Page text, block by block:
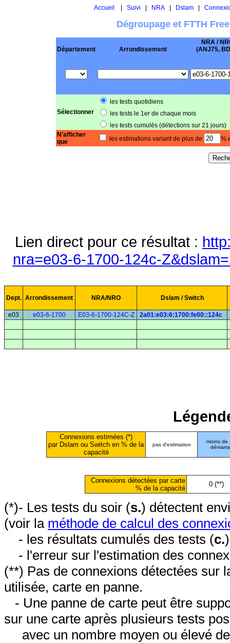
Accueil Suivi NRA| Dslam|
Dégroupage et FTTH
Département Arrondissement
NRA /
(ANJ75,
Sélectionner
les tests quotidiens
les tests le 1er de chaque mois
les tests cumulés (détections sur 21 jours)
N'afficher
que
les estimations variant de plus de %
Lien direct pour ce résultat :
nra=e03-6-1700-124c-
Dept. Arrondissement NRA/NRO Dslam / Switch
e03 e03-6-1700 E03-6-1700-124C-Z 2a01:e03:6:1700:fe00::124c
Connexions estimées (*)
par Dslam ou Switch en % de la
capacité
pas d'estimation
moins de
Connexions détectées par carte
% de la capacité
0 (**)
(*)- Les tests du soir (s.) détectent
(voir la méthode de calcul des
- les résultats cumulés des tests (c.
- l'erreur sur l'estimation des
(**) Pas de connexions détectées sur
utilisée, carte en panne.
- Une panne de carte peut être
sur une carte après plusieurs tests
avec un nombre moyen ou élevé